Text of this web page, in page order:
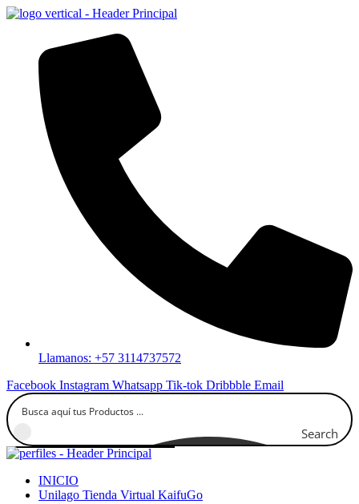
Llamanos: +57 3114737572
Facebook Instagram Whatsapp Tik-tok Dribbble Email
Search
INICIO
Unilago Tienda Virtual KaifuGo